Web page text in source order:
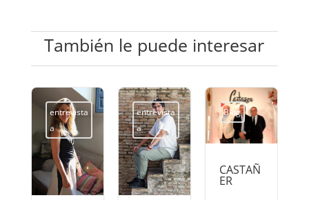
También le puede interesar
entrevista
a
entrevista
a
Blog
CASTAÑ
ER